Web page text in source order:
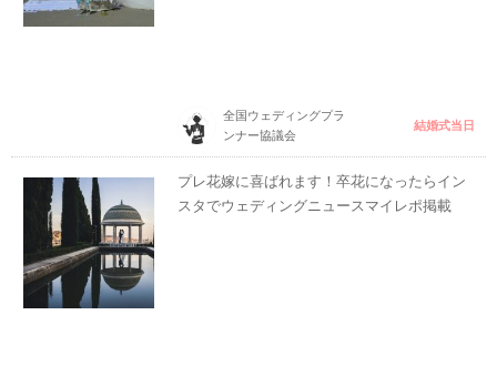
全国ウェディングプラ
ンナー協議会
結婚式当日
プレ花嫁に喜ばれます！卒花になったらイン
スタでウェディングニュースマイレポ掲載